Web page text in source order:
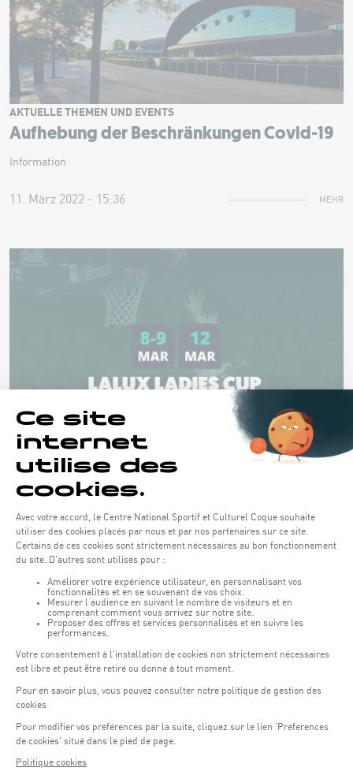
Aufhebung der Beschränkungen Covid-19
AKTUELLE THEMEN UND EVENTS
Information
11. März 2022 - 15:36 MEHR
LALUX LADIES CUP
AKTUELLE THEMEN UND EVENTS
Demi-finales & finales
28. Februar 2022 - 17:31